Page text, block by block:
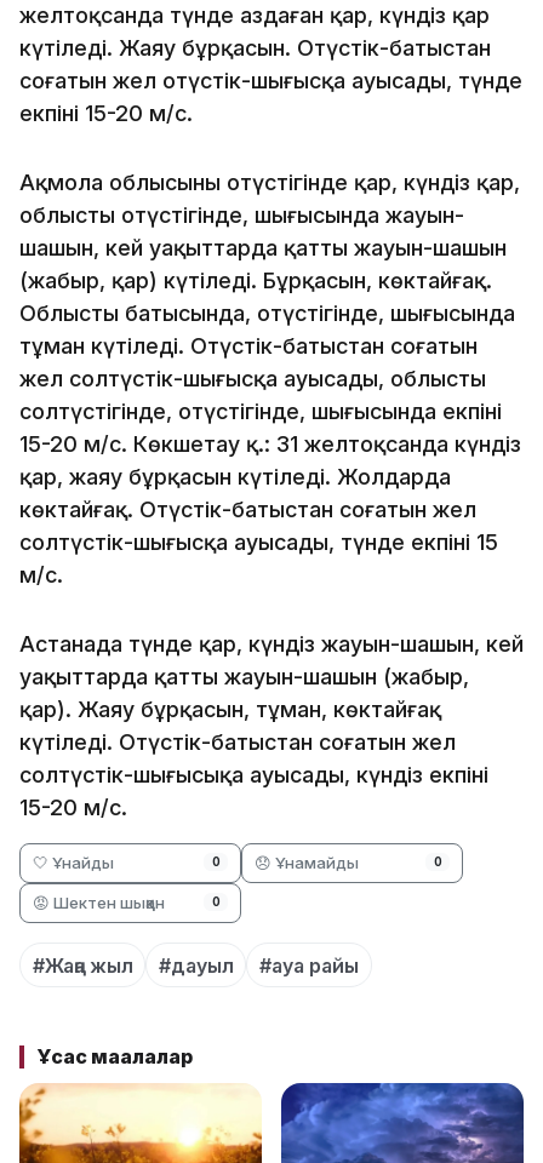
желтоқсанда түнде аздаған қар, күндіз қар
күтіледі. Жаяу бұрқасын. Оңтүстік-батыстан
соғатын жел оңтүстік-шығысқа ауысады, түнде
екпіні 15-20 м/с.
Ақмола облысының оңтүстігінде қар, күндіз қар,
облыстың оңтүстігінде, шығысында жауын-
шашын, кей уақыттарда қатты жауын-шашын
(жаңбыр, қар) күтіледі. Бұрқасын, көктайғақ.
Облыстың батысында, оңтүстігінде, шығысында
тұман күтіледі. Оңтүстік-батыстан соғатын
жел солтүстік-шығысқа ауысады, облыстың
солтүстігінде, оңтүстігінде, шығысында екпіні
15-20 м/с. Көкшетау қ.: 31 желтоқсанда күндіз
қар, жаяу бұрқасын күтіледі. Жолдарда
көктайғақ. Оңтүстік-батыстан соғатын жел
солтүстік-шығысқа ауысады, түнде екпіні 15
м/с.
Астанада түнде қар, күндіз жауын-шашын, кей
уақыттарда қатты жауын-шашын (жаңбыр,
қар). Жаяу бұрқасын, тұман, көктайғақ
күтіледі. Оңтүстік-батыстан соғатын жел
солтүстік-шығысықа ауысады, күндіз екпіні
15-20 м/с.
🤍 Ұнайды 0 😞 Ұнамайды 0
😡 Шектен шыққан 0
#Жаңа жыл #дауыл #ауа райы
Ұқсас мақалалар